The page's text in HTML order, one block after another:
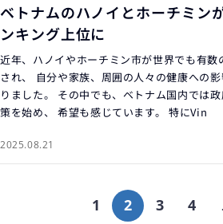
ベトナムのハノイとホーチミン
ンキング上位に
近年、ハノイやホーチミン市が世界でも有
され、 自分や家族、周囲の人々の健康への
りました。 その中でも、ベトナム国内では
策を始め、 希望も感じています。 特にVin
2025.08.21
1 2 3 4